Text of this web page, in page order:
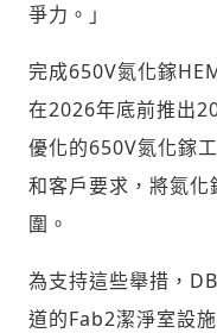
歡
參與
爭力。」
完成650V氮化鎵
在2026年底前推出
優化的650V氮化鎵
和客戶要求，將氮
圍。
為支持這些舉措，
道的Fab2潔淨室設